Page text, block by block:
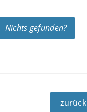
Nichts gefunden?
zurück